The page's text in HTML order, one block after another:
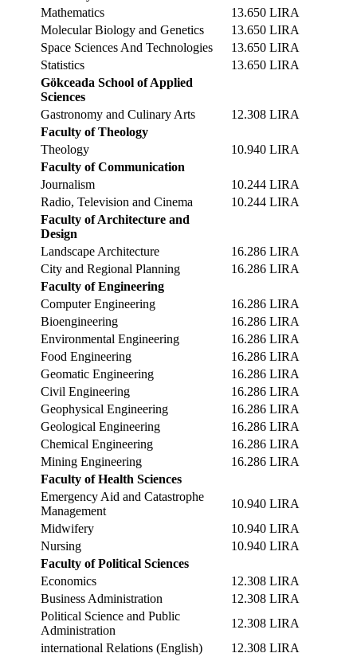
Mathematics
13.650 LIRA
Molecular Biology and Genetics
13.650 LIRA
Space Sciences And Technologies
13.650 LIRA
Statistics
13.650 LIRA
Gökceada School of Applied
Sciences
Gastronomy and Culinary Arts
12.308 LIRA
Faculty of Theology
Theology
10.940 LIRA
Faculty of Communication
Journalism
10.244 LIRA
Radio, Television and Cinema
10.244 LIRA
Faculty of Architecture and
Design
Landscape Architecture
16.286 LIRA
City and Regional Planning
16.286 LIRA
Faculty of Engineering
Computer Engineering
16.286 LIRA
Bioengineering
16.286 LIRA
Environmental Engineering
16.286 LIRA
Food Engineering
16.286 LIRA
Geomatic Engineering
16.286 LIRA
Civil Engineering
16.286 LIRA
Geophysical Engineering
16.286 LIRA
Geological Engineering
16.286 LIRA
Chemical Engineering
16.286 LIRA
Mining Engineering
16.286 LIRA
Faculty of Health Sciences
Emergency Aid and Catastrophe
Management
10.940 LIRA
Midwifery
10.940 LIRA
Nursing
10.940 LIRA
Faculty of Political Sciences
Economics
12.308 LIRA
Business Administration
12.308 LIRA
Political Science and Public
Administration
12.308 LIRA
international Relations (English)
12.308 LIRA